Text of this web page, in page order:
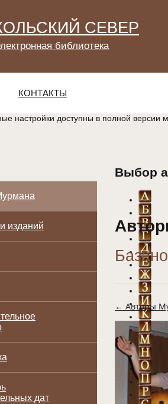
СЕВЕР
библиотека
КОНТАКТЫ
настройки доступны в полной версии
изданий
дат
Выбор
← Авторы